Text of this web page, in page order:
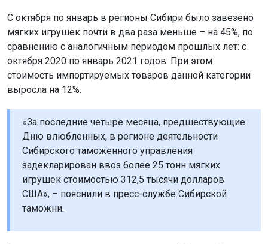
С октября по январь в регионы Сибири было завезено
мягких игрушек почти в два раза меньше – на 45%, по
сравнению с аналогичным периодом прошлых лет: с
октября 2020 по январь 2021 годов. При этом
стоимость импортируемых товаров данной категории
выросла на 12%.
«За последние четыре месяца, предшествующие
Дню влюбленных, в регионе деятельности
Сибирского таможенного управления
задекларирован ввоз более 25 тонн мягких
игрушек стоимостью 312,5 тысячи долларов
США», – пояснили в пресс-службе Сибирской
таможни.